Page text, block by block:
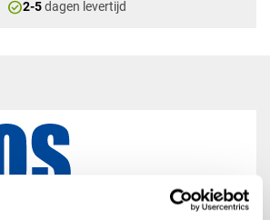
check_circle2-5dagen levertijd